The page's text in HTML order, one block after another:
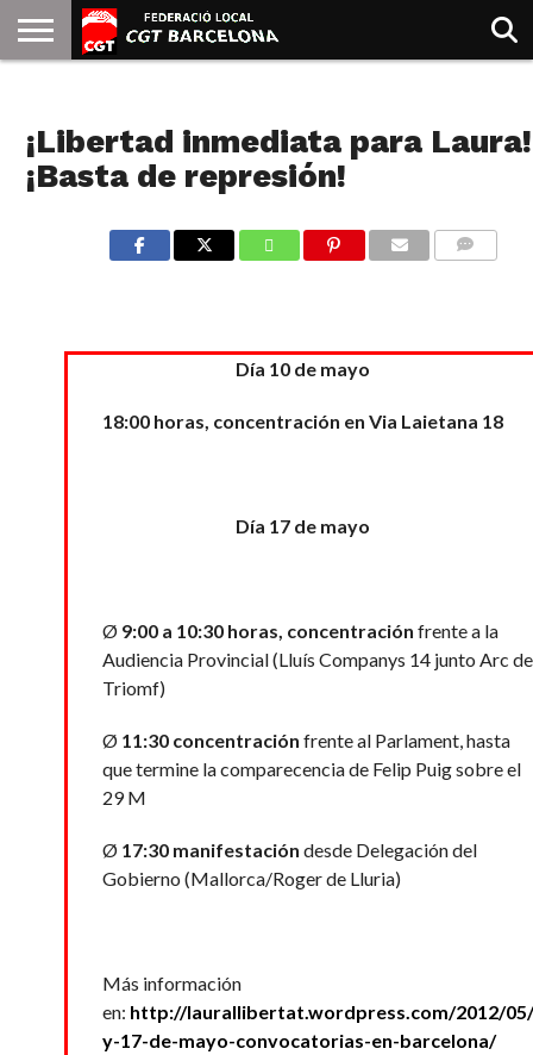
GOLDMAN
¡Libertad inmediata para Laura!
¡Basta de represión!
Día 10 de mayo
18:00 horas, concentración en Via Laietana 18
Día 17 de mayo
Ø 9:00 a 10:30 horas, concentración frente a la
Audiencia Provincial (Lluís Companys 14 junto Arc de
Triomf)
Ø 11:30 concentración frente al Parlament, hasta
que termine la comparecencia de Felip Puig sobre el
29 M
Ø 17:30 manifestación desde Delegación del
Gobierno (Mallorca/Roger de Lluria)
Más información
en: http://laurallibertat.wordpress.com/2012/
y-17-de-mayo-convocatorias-en-barcelona/